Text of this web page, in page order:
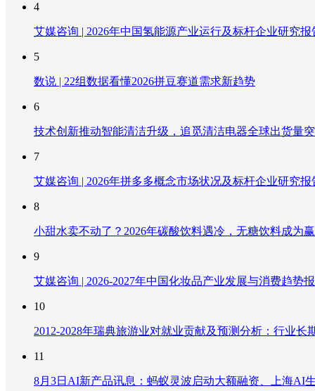
4
艾媒咨询 | 2026年中国氢能源产业运行及标杆企业研究报
5
数说 | 22组数据看懂2026拼豆赛道需求新趋势
6
技术创新推动智能清洁升级，追觅清洁电器全球出货量
7
艾媒咨询 | 2026年拼多多概念市场状况及标杆企业研究报
8
小甜水卖不动了？2026年碳酸饮料遇冷，无糖饮料成为
9
艾媒咨询 | 2026-2027年中国化妆品产业发展与消费趋势
10
2012-2028年瑞典旅游业对就业贡献及预测分析：行业
11
8月3日AI新产品讯息：蚂蚁灵波启动大额融资、上海AI